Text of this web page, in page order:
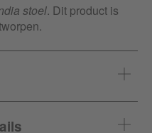
stoel. Dit product is